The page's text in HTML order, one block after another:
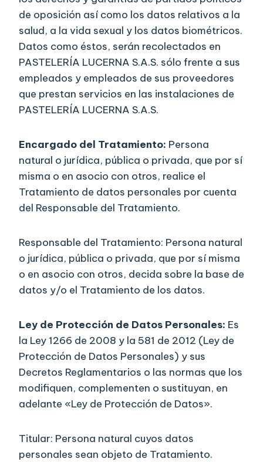
de oposición así como los datos relativos a la
salud, a la vida sexual y los datos biométricos.
Datos como éstos, serán recolectados en
PASTELERÍA LUCERNA S.A.S. sólo frente a sus
empleados y empleados de sus proveedores
que prestan servicios en las instalaciones de
PASTELERÍA LUCERNA S.A.S.
Encargado del Tratamiento: Persona
natural o jurídica, pública o privada, que por sí
misma o en asocio con otros, realice el
Tratamiento de datos personales por cuenta
del Responsable del Tratamiento.
Responsable del Tratamiento: Persona natural
o jurídica, pública o privada, que por sí misma
o en asocio con otros, decida sobre la base de
datos y/o el Tratamiento de los datos.
Ley de Protección de Datos Personales: Es
la Ley 1266 de 2008 y la 581 de 2012 (Ley de
Protección de Datos Personales) y sus
Decretos Reglamentarios o las normas que los
modifiquen, complementen o sustituyan, en
adelante «Ley de Protección de Datos».
Titular: Persona natural cuyos datos
personales sean objeto de Tratamiento.